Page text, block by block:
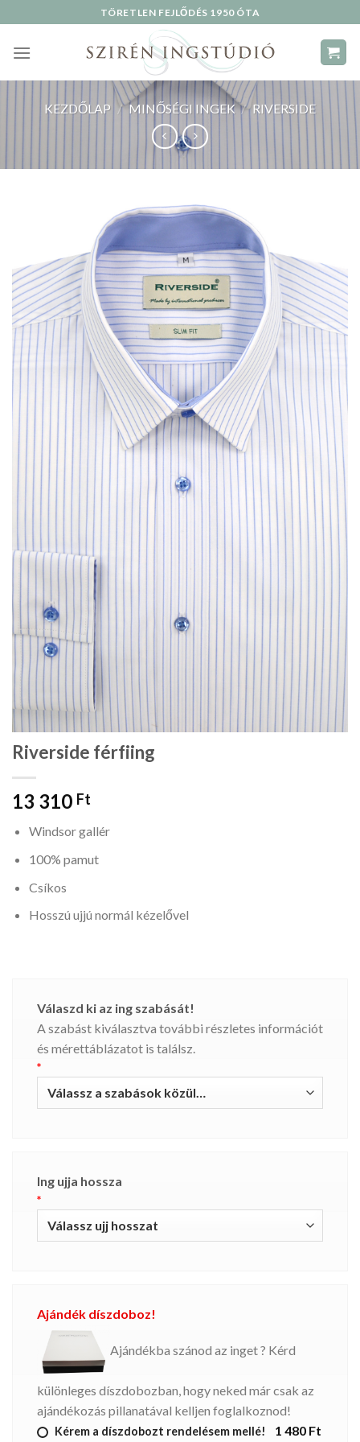
to
content
TÖRETLEN FEJLŐDÉS 1950 ÓTA
KEZDŐLAP / MINŐSÉGI INGEK / RIVERSIDE
Riverside férfiing
13 310 Ft
Windsor gallér
100% pamut
Csíkos
Hosszú ujjú normál kézelővel
Válaszd ki az ing szabását!
A szabást kiválasztva további részletes információt
és mérettáblázatot is találsz.
*
Ing ujja hossza
*
Ajándék díszdoboz!
Ajándékba szánod az inget ? Kérd
különleges díszdobozban, hogy neked már csak az
ajándékozás pillanatával kelljen foglalkoznod!
Kérem a díszdobozt rendelésem mellé! 1 480 Ft